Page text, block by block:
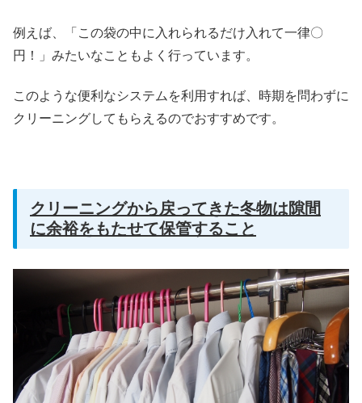
例えば、「この袋の中に入れられるだけ入れて一律〇
円！」みたいなこともよく行っています。
このような便利なシステムを利用すれば、時期を問わずに
クリーニングしてもらえるのでおすすめです。
クリーニングから戻ってきた冬物は隙間
に余裕をもたせて保管すること